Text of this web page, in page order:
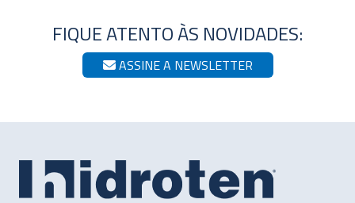
FIQUE ATENTO ÀS NOVIDADES:
ASSINE A NEWSLETTER